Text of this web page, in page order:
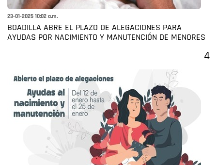
23-01-2025 10:02 a.m.
BOADILLA ABRE EL PLAZO DE ALEGACIONES PARA
AYUDAS POR NACIMIENTO Y MANUTENCIÓN DE MENORES
4